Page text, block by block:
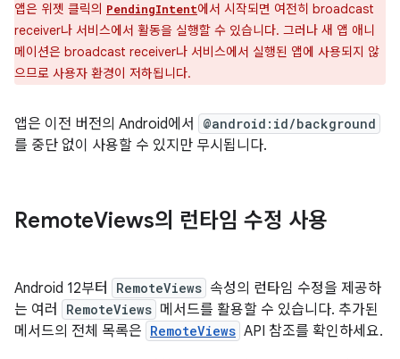
앱은 위젯 클릭의 PendingIntent에서 시작되면 여전히 broadcast
receiver나 서비스에서 활동을 실행할 수 있습니다. 그러나 새 앱 애니
메이션은 broadcast receiver나 서비스에서 실행된 앱에 사용되지 않
으므로 사용자 환경이 저하됩니다.
앱은 이전 버전의 Android에서 @android:id/background
를 중단 없이 사용할 수 있지만 무시됩니다.
RemoteViews의 런타임 수정 사용
Android 12부터 RemoteViews 속성의 런타임 수정을 제공하
는 여러
RemoteViews 메서드를 활용할 수 있습니다. 추가된
메서드의 전체 목록은 RemoteViews API 참조를 확인하세요.